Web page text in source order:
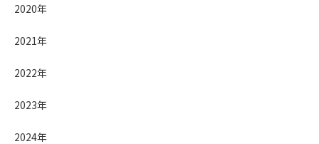
2020年
2021年
2022年
2023年
2024年